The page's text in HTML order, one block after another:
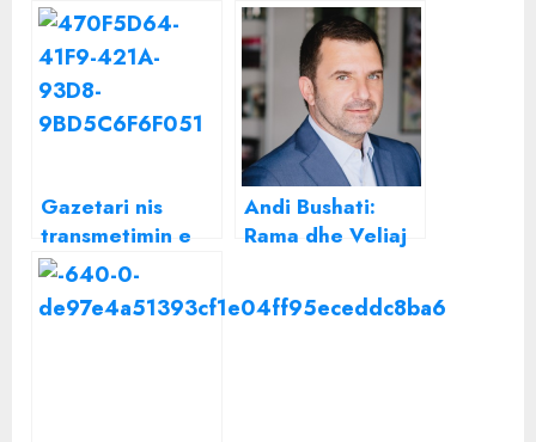
Gazetari nis
transmetimin e
edicionit të
lajmeve live,
sanitarja me
Andi Bushati:
Rama dhe Veliaj
Tiranë, nuk do
çuditesha nëse